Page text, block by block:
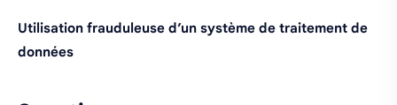
Utilisation frauduleuse d’un système de traitement de
données